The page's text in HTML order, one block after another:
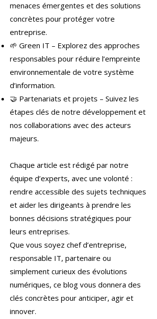
menaces émergentes et des solutions
concrètes pour protéger votre
entreprise.
🌱 Green IT – Explorez des approches
responsables pour réduire l’empreinte
environnementale de votre système
d’information.
🤝 Partenariats et projets – Suivez les
étapes clés de notre développement et
nos collaborations avec des acteurs
majeurs.
Chaque article est rédigé par notre
équipe d’experts, avec une volonté :
rendre accessible des sujets techniques
et aider les dirigeants à prendre les
bonnes décisions stratégiques pour
leurs entreprises.
Que vous soyez chef d’entreprise,
responsable IT, partenaire ou
simplement curieux des évolutions
numériques, ce blog vous donnera des
clés concrètes pour anticiper, agir et
innover.